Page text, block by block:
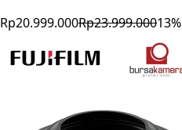
Rp20.999.000Rp23.999.00013%